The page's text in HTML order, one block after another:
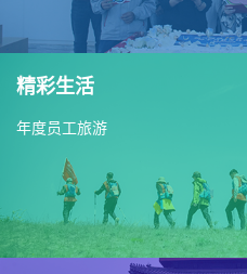
精彩生活
年度员工旅游